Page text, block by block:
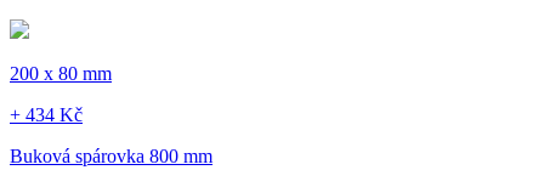
200 x 80 mm
+ 434 Kč
Buková spárovka 800 mm